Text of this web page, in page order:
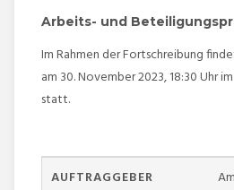
Arbeits- und
Im Rahmen der Fortschreibung
am 30. November 2023, 18:30 Uhr
statt.
AUFTRAGGEBER